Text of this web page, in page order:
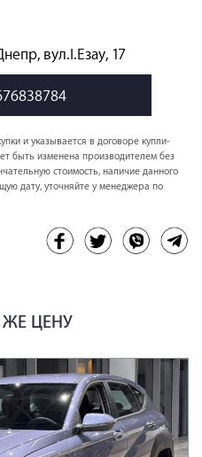
вул.І.Езау, 17
и указывается в договоре купли-
быть изменена производителем без
стоимость, наличие данного
дату, уточняйте у менеджера по
ЖЕ ЦЕНУ